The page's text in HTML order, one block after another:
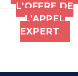
L'OFFRE DE
L'APPEL
EXPERT